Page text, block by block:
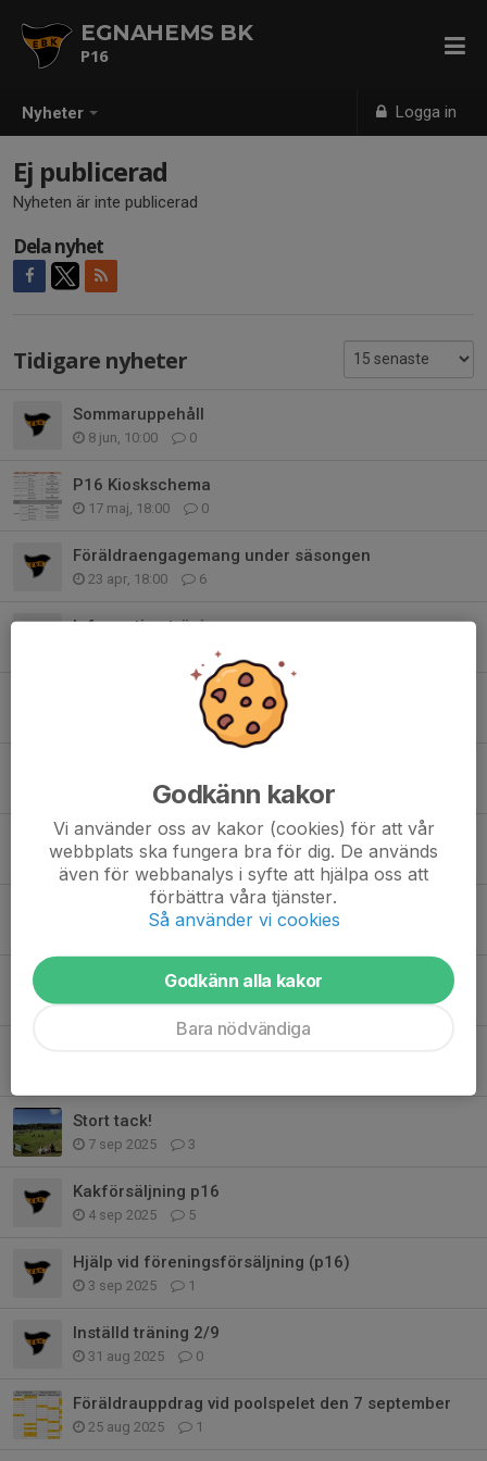
Nyheter Logga in
EGNAHEMS BK
P16
Ej publicerad
Nyheten är inte publicerad
Dela nyhet
Tidigare nyheter
Sommaruppehåll
8 jun, 10:00 0
P16 Kioskschema
17 maj, 18:00 0
Föräldraengagemang under säsongen
23 apr, 18:00 6
Information träning
Information gällande matchställ
0
8 apr, 09:14 0
Vinterträning 2026
2 jan, 17:18 0
1 okt 2025 0
Tack för ett härligt poolspel och fin avslutning!
28 sep 2025 1
Stort tack!
7 sep 2025 3
Kakförsäljning p16
4 sep 2025 5
Hjälp vid föreningsförsäljning (p16)
3 sep 2025 1
Inställd träning 2/9
31 aug 2025 0
Föräldrauppdrag vid poolspelet den 7 september
25 aug 2025 1
Godkänn kakor
Vi använder oss av kakor (cookies) för att vår
webbplats ska fungera bra för dig. De används
även för webbanalys i syfte att hjälpa oss att
förbättra våra tjänster.
Så använder vi cookies
Godkänn alla kakor
Bara nödvändiga